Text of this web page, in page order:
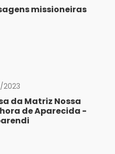
missioneiras
2023
da Matriz Nossa
de Aparecida -